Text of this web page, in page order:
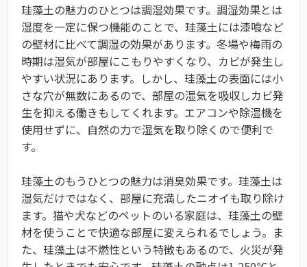
珪藻土の魅力のひとつは調湿効果です。調湿効果とは
湿度を一定に保つ機能のことで、珪藻土には漆喰など
の壁材に比べて調湿の効果があります。冬場や梅雨の
時期は湿気が部屋にこもりやすくなり、カビが発生し
やすい状況にあります。しかし、珪藻土の表面には小
さな穴が無数にあるので、部屋の湿気を吸収しカビ発
生を抑える働きもしてくれます。エアコンや除湿機を
使用せずに、自然の力で湿気を取り除くので便利で
す。
珪藻土のもうひとつの魅力は消臭効果です。珪藻土は
湿気だけではなく、部屋に充満したニオイも取り除け
ます。猫や犬などのペットのいる家庭は、珪藻土の壁
材を使うことで快適な部屋に変えられるでしょう。ま
た、珪藻土は不燃性という特徴もあるので、火災が発